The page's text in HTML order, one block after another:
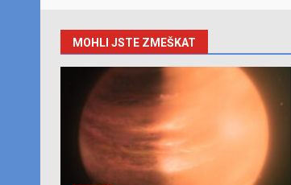
MOHLI JSTE ZMEŠKAT